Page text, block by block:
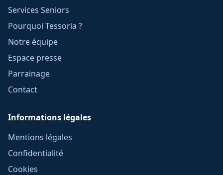
Services Seniors
Pourquoi Tessoria ?
Notre équipe
Espace presse
Parrainage
Contact
Informations légales
Mentions légales
Confidentialité
Cookies